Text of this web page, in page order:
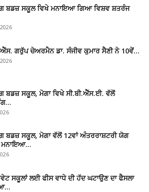
ਬਡਜ਼ ਸਕੂਲ ਵਿਖੇ ਮਨਾਇਆ ਗਿਆ ਵਿਸ਼ਵ ਸ਼ਤਰੰਜ
ਗਰੁੱਪ ਚੇਅਰਮੈਨ ਡਾ. ਸੰਜੀਵ ਕੁਮਾਰ ਸੈਣੀ ਨੇ 10ਵੇਂ…
ਬਡਜ਼ ਸਕੂਲ, ਮੋਗਾ ਵਿਖੇ ਸੀ.ਬੀ.ਐੱਸ.ਈ. ਵੱਲੋਂ
ਬਡਜ਼ ਸਕੂਲ, ਮੋਗਾ ਵੱਲੋਂ 12ਵਾਂ ਅੰਤਰਰਾਸ਼ਟਰੀ ਯੋਗ
ਮਨਾਇਆ…
ਸਕੂਲਾਂ ਲਈ ਫੀਸ ਵਾਧੇ ਦੀ ਹੱਦ ਘਟਾਉਣ ਦਾ ਫੈਸਲਾ